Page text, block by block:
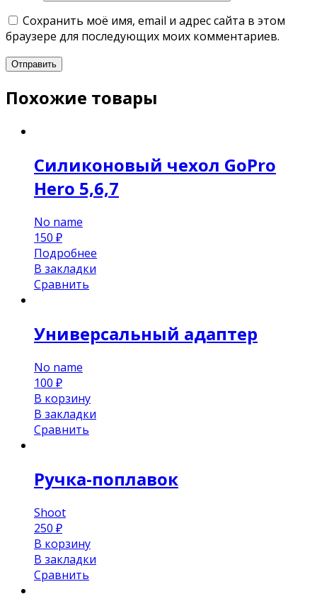
Сохранить моё имя, email и адрес сайта в этом
браузере для последующих моих комментариев.
Похожие товары
Силиконовый чехол GoPro
Hero 5,6,7
No name
150 ₽
Подробнее
В закладки
Сравнить
Универсальный адаптер
No name
100 ₽
В корзину
В закладки
Сравнить
Ручка-поплавок
Shoot
250 ₽
В корзину
В закладки
Сравнить